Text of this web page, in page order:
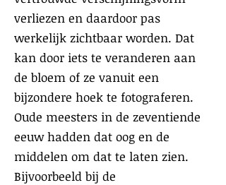
verliezen en daardoor pas
werkelijk zichtbaar worden. Dat
kan door iets te veranderen aan
de bloem of ze vanuit een
bijzondere hoek te fotograferen.
Oude meesters in de zeventiende
eeuw hadden dat oog en de
middelen om dat te laten zien.
Bijvoorbeeld bij de